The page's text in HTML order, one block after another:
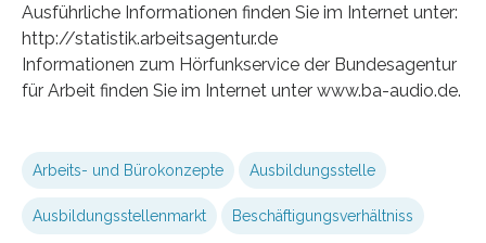
Ausführliche Informationen finden Sie im Internet unter:
http://statistik.arbeitsagentur.de
Informationen zum Hörfunkservice der Bundesagentur
für Arbeit finden Sie im Internet unter www.ba-audio.de.
Arbeits- und Bürokonzepte Ausbildungsstelle
Ausbildungsstellenmarkt Beschäftigungsverhältniss